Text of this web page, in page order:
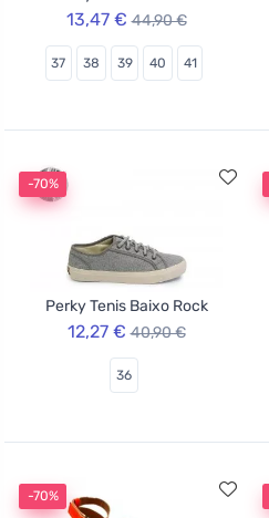
13,47 € 44,90 €
37 38 39 40 41
-70%
Perky Tenis Baixo Rock
12,27 € 40,90 €
36
-70%